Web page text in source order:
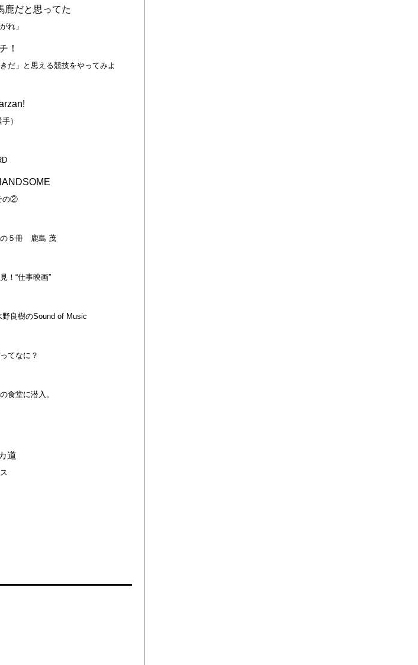
鹿だと思ってた
れ」
！
だ」と思える競技をやってみよ
）
の②
の５冊 鹿島 茂
！“仕事映画”
良樹のSound of Music
てなに？
食堂に潜入。
道